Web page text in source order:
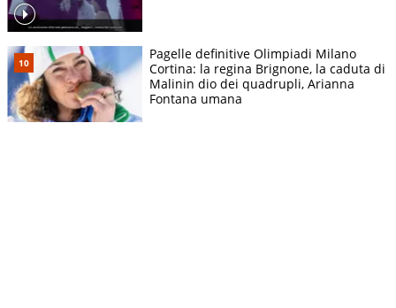
Pagelle definitive Olimpiadi Milano
Cortina: la regina Brignone, la caduta di
Malinin dio dei quadrupli, Arianna
Fontana umana